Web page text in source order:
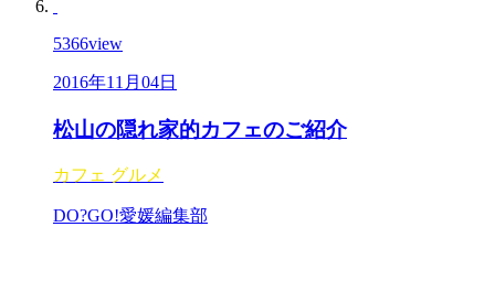
5366view
2016年11月04日
松山の隠れ家的カフェのご紹介
カフェ グルメ
DO?GO!愛媛編集部